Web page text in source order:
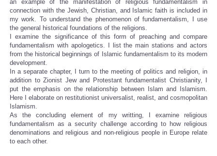
an example of the manifestation of religious fundamentalism in
connection with the Jewish, Christian, and Islamic faith is included in
my work. To understand the phenomenon of fundamentalism, I use
the general historical foundations of the religions.
I examine the significance of this form of preaching and compare
fundamentalism with apologetics. I list the main stations and actors
from the historical beginnings of Islamic fundamentalism to its modern
development.
In a separate chapter, I turn to the meeting of politics and religion, in
addition to Zionist Jew and Protestant fundamentalist Christianity, I
put the emphasis on the relationship between Islam and Islamism.
Here I elaborate on restitutionist universalist, realist, and cosmopolitan
Islamism.
As the concluding element of my writting, I examine religious
fundamentalism as a security challenge according to how religious
denominations and religious and non-religious people in Europe relate
to each other.